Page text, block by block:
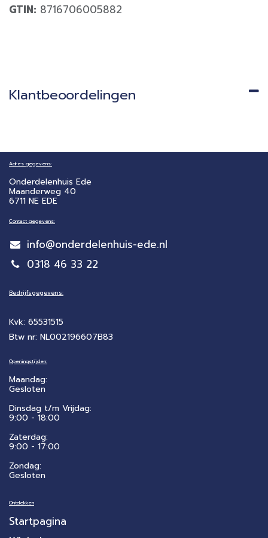
GTIN: 8716706005882
Klantbeoordelingen
Adres gegevens:
Onderdelenhuis Ede
Maanderweg 40
6711 NE EDE
Contact gegevens:
info@onderdelenhuis-ede.nl
0318 46 33 22
Bedrijfsgegevens:
Kvk: 65531515
Btw nr: NL002196607B83
Openingstijden:
Maandag:
Gesloten
Dinsdag t/m Vrijdag:
9:00 - 18:00
Zaterdag:
​9:00 - 17:00
Zondag:
Gesloten
Ontdekken
Startpagina